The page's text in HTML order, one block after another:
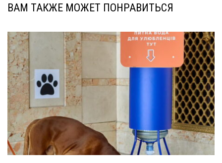
ВАМ ТАКЖЕ МОЖЕТ ПОНРАВИТЬСЯ